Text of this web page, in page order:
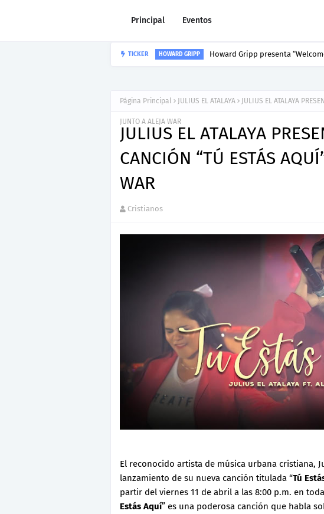
Principal Eventos
TICKER HOWARD GRIPP Howard Gripp presenta
Página Principal JULIUS EL ATALAYA JULIUS EL ATALAYA
JUNTO A ALEJA WAR
JULIUS EL ATALAYA
CANCIÓN “TÚ ESTÁS
WAR
Cristianos
El reconocido artista de música urbana cristiana,
lanzamiento de su nueva canción titulada “Tú
partir del viernes 11 de abril a las 8:00 p.m. en
Estás Aquí” es una poderosa canción que habla